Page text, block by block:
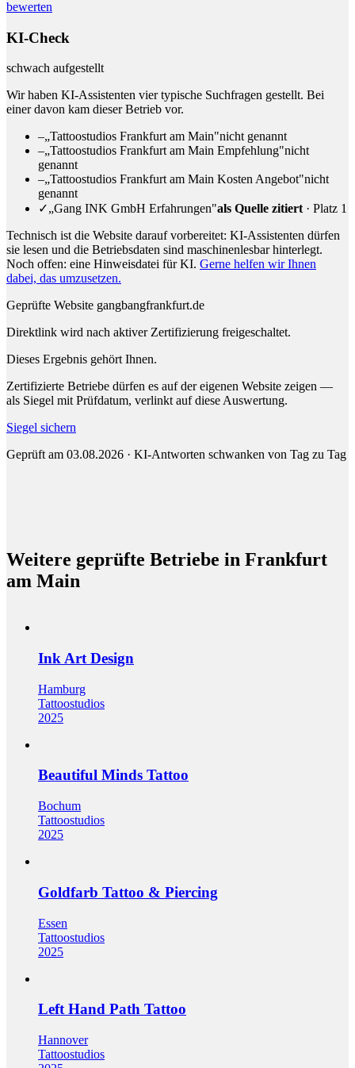
bewerten
KI-Check
schwach aufgestellt
Wir haben KI-Assistenten vier typische Suchfragen gestellt. Bei
einer davon kam dieser Betrieb vor.
–„Tattoostudios Frankfurt am Main"nicht genannt
–„Tattoostudios Frankfurt am Main Empfehlung"nicht
genannt
–„Tattoostudios Frankfurt am Main Kosten Angebot"nicht
genannt
✓„Gang INK GmbH Erfahrungen"als Quelle zitiert· Platz 1
Technisch ist die Website darauf vorbereitet: KI-Assistenten dürfen
sie lesen und die Betriebsdaten sind maschinenlesbar hinterlegt.
Noch offen: eine Hinweisdatei für KI. Gerne helfen wir Ihnen
dabei, das umzusetzen.
Geprüfte Website gangbangfrankfurt.de
Direktlink wird nach aktiver Zertifizierung freigeschaltet.
Dieses Ergebnis gehört Ihnen.
Zertifizierte Betriebe dürfen es auf der eigenen Website zeigen —
als Siegel mit Prüfdatum, verlinkt auf diese Auswertung.
Siegel sichern
Geprüft am 03.08.2026 · KI-Antworten schwanken von Tag zu Tag
Weitere geprüfte Betriebe in Frankfurt
am Main
Ink Art Design
Hamburg
Tattoostudios
2025
Beautiful Minds Tattoo
Bochum
Tattoostudios
2025
Goldfarb Tattoo & Piercing
Essen
Tattoostudios
2025
Left Hand Path Tattoo
Hannover
Tattoostudios